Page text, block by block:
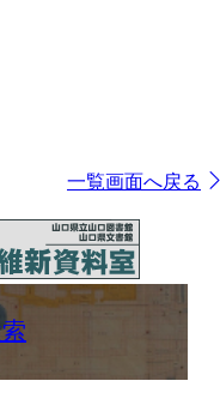
一覧画面へ戻る